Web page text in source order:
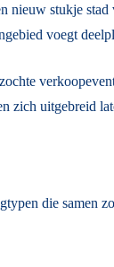
nieuw stukje stad
voegt
zich uitgebreid
die samen